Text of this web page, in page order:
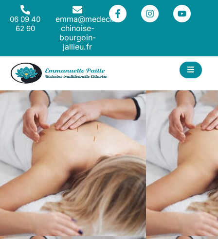
06 09 40
62 90
emma@medecine-
chinoise-
bourgoin-
jallieu.fr